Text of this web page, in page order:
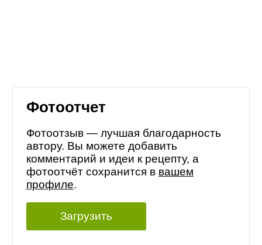
Фотоотчет
Фотоотзыв — лучшая благодарность
автору. Вы можете добавить
комментарий и идеи к рецепту, а
фотоотчёт сохранится в вашем
профиле.
Загрузить